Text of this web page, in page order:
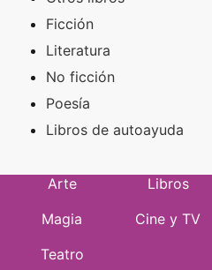
Ficción
Literatura
No ficción
Poesía
Libros de autoayuda
Arte Libros
Magia
Cine y TV
Teatro